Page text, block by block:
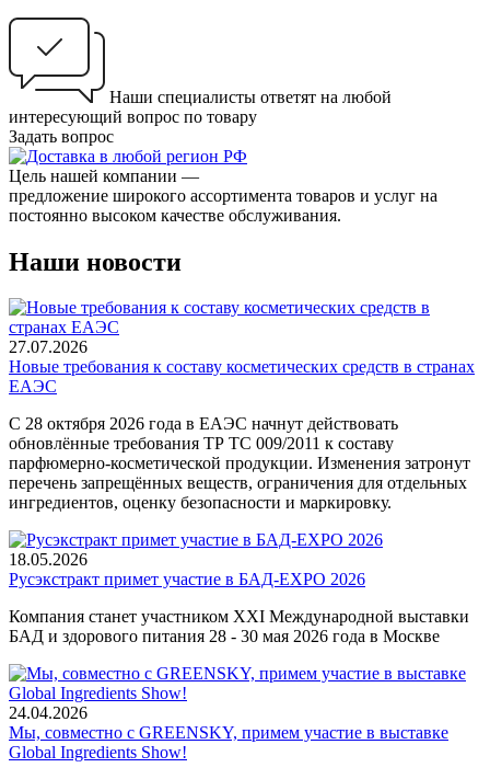
Наши специалисты ответят на любой
интересующий вопрос по товару
Задать вопрос
Цель нашей компании —
предложение широкого ассортимента товаров и услуг на
постоянно высоком качестве обслуживания.
Наши новости
27.07.2026
Новые требования к составу косметических средств в странах
ЕАЭС
С 28 октября 2026 года в ЕАЭС начнут действовать
обновлённые требования ТР ТС 009/2011 к составу
парфюмерно-косметической продукции. Изменения затронут
перечень запрещённых веществ, ограничения для отдельных
ингредиентов, оценку безопасности и маркировку.
18.05.2026
Русэкстракт примет участие в БАД-EXPO 2026
Компания станет участником XXI Международной выставки
БАД и здорового питания 28 - 30 мая 2026 года в Москве
24.04.2026
Мы, совместно с GREENSKY, примем участие в выставке
Global Ingredients Show!